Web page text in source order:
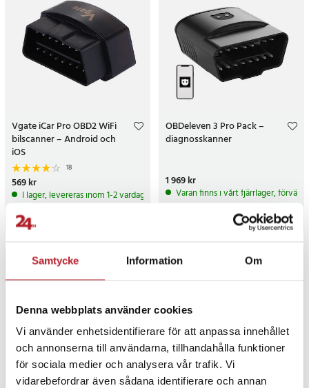
Samtycke Information Om
Denna webbplats använder cookies
Vi använder enhetsidentifierare för att anpassa innehållet
och annonserna till användarna, tillhandahålla funktioner
för sociala medier och analysera vår trafik. Vi
vidarebefordrar även sådana identifierare och annan
Vgate iCar Pro OBD2 WiFi
bilscanner – Android och
iOS
18
Pris:569 kr
569 kr
I lager, levereras inom 1-2 vardagar
OBDeleven 3 Pro Pack –
diagnosskanner
Pris:1 969 kr
1 969 kr
Varan finns i vårt fjärrlager,
Köp